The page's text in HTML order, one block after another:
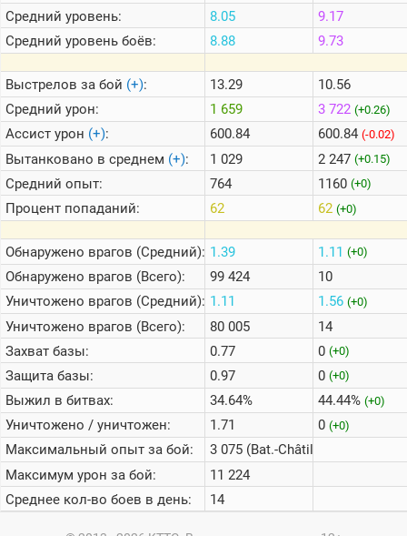
Средний уровень:
Средний уровень боёв:
Выстрелов за бой (+):
Средний урон:
Ассист урон (+):
Вытанковано в среднем (+):
Средний опыт:
Процент попаданий:
Обнаружено врагов (Средний):
Обнаружено врагов (Всего):
Уничтожено врагов (Средний):
Уничтожено врагов (Всего):
Захват базы:
Защита базы:
Выжил в битвах:
Уничтожено / уничтожен:
Максимальный опыт за бой:
Максимум урон за бой:
Среднее кол-во боев в день:
8.05
8.88
13.29
1 659
600.84
1 029
764
62
1.39
99 424
1.11
80 005
0.77
0.97
34.64%
1.71
3 075 (Bat.-Châtillon
11 224
14
9.17
9.73
10.56
3 722 (+0.26)
600.84 (-0.02)
2 247 (+0.15)
1160 (+0)
62 (+0)
1.11 (+0)
10
1.56 (+0)
14
0 (+0)
0 (+0)
44.44% (+0)
0 (+0)